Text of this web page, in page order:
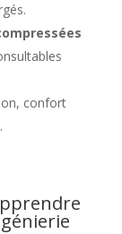
confort